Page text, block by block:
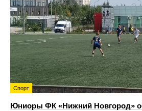
Спорт
Юниоры ФК «Нижний Новгород»